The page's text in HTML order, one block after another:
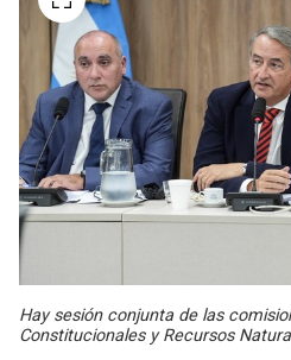
Hay sesión conjunta de las
Constitucionales y Recursos